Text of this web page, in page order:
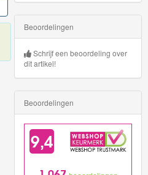
Beoordelingen
Schrijf een beoordeling over
dit artikel!
Beoordelingen